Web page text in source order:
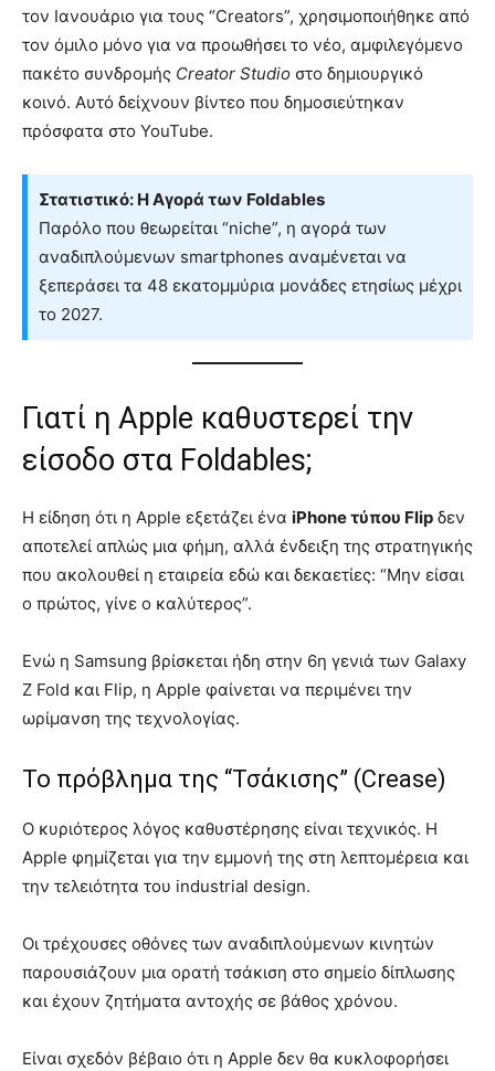
τον Ιανουάριο για τους “Creators”, χρησιμοποιήθηκε από
τον όμιλο μόνο για να προωθήσει το νέο, αμφιλεγόμενο
πακέτο συνδρομής Creator Studio στο δημιουργικό
κοινό. Αυτό δείχνουν βίντεο που δημοσιεύτηκαν
πρόσφατα στο YouTube.
Στατιστικό: Η Αγορά των Foldables
Παρόλο που θεωρείται “niche”, η αγορά των
αναδιπλούμενων smartphones αναμένεται να
ξεπεράσει τα 48 εκατομμύρια μονάδες ετησίως μέχρι
το 2027.
Γιατί η Apple καθυστερεί την
είσοδο στα Foldables;
Η είδηση ότι η Apple εξετάζει ένα iPhone τύπου Flip δεν
αποτελεί απλώς μια φήμη, αλλά ένδειξη της στρατηγικής
που ακολουθεί η εταιρεία εδώ και δεκαετίες: “Μην είσαι
ο πρώτος, γίνε ο καλύτερος”.
Ενώ η Samsung βρίσκεται ήδη στην 6η γενιά των Galaxy
Z Fold και Flip, η Apple φαίνεται να περιμένει την
ωρίμανση της τεχνολογίας.
Το πρόβλημα της “Τσάκισης” (Crease)
Ο κυριότερος λόγος καθυστέρησης είναι τεχνικός. Η
Apple φημίζεται για την εμμονή της στη λεπτομέρεια και
την τελειότητα του industrial design.
Οι τρέχουσες οθόνες των αναδιπλούμενων κινητών
παρουσιάζουν μια ορατή τσάκιση στο σημείο δίπλωσης
και έχουν ζητήματα αντοχής σε βάθος χρόνου.
Είναι σχεδόν βέβαιο ότι η Apple δεν θα κυκλοφορήσει